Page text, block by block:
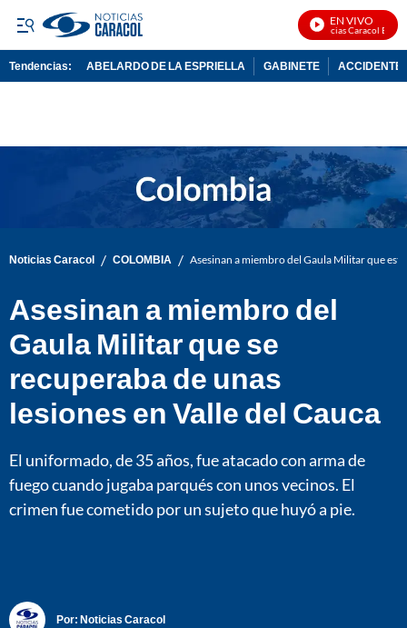
EN VIVO
Noticias Caracol En Vivo
Tendencias: ABELARDO DE LA ESPRIELLA GABINETE ACCIDENTE
Noticias Caracol / COLOMBIA / Asesinan a miembro del Gaula Militar que
Asesinan a miembro del
Gaula Militar que se
recuperaba de unas
lesiones en Valle del Cauca
El uniformado, de 35 años, fue atacado con arma de
fuego cuando jugaba parqués con unos vecinos. El
crimen fue cometido por un sujeto que huyó a pie.
Por: Noticias Caracol